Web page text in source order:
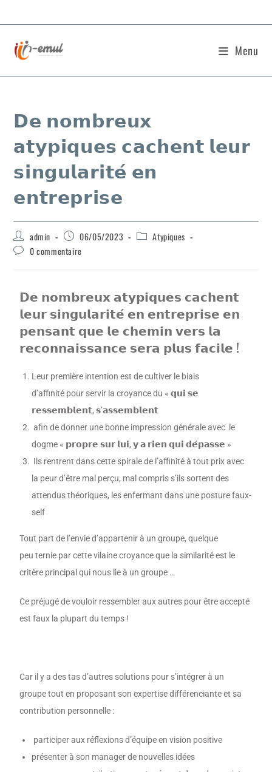
Menu
𝗗𝗲 𝗻𝗼𝗺𝗯𝗿𝗲𝘂𝘅
𝗮𝘁𝘆𝗽𝗶𝗾𝘂𝗲𝘀 𝗰𝗮𝗰𝗵𝗲𝗻𝘁 𝗹𝗲𝘂𝗿
𝘀𝗶𝗻𝗴𝘂𝗹𝗮𝗿𝗶𝘁𝗲́ 𝗲𝗻
𝗲𝗻𝘁𝗿𝗲𝗽𝗿𝗶𝘀𝗲
admin 06/05/2023
Atypiques
0 commentaire
𝗗𝗲 𝗻𝗼𝗺𝗯𝗿𝗲𝘂𝘅 𝗮𝘁𝘆𝗽𝗶𝗾𝘂𝗲𝘀 𝗰𝗮𝗰𝗵𝗲𝗻𝘁
𝗹𝗲𝘂𝗿 𝘀𝗶𝗻𝗴𝘂𝗹𝗮𝗿𝗶𝘁𝗲́ 𝗲𝗻 𝗲𝗻𝘁𝗿𝗲𝗽𝗿𝗶𝘀𝗲 𝗲𝗻
𝗽𝗲𝗻𝘀𝗮𝗻𝘁 𝗾𝘂𝗲 𝗹𝗲 𝗰𝗵𝗲𝗺𝗶𝗻 𝘃𝗲𝗿𝘀 𝗹𝗮
𝗿𝗲𝗰𝗼𝗻𝗻𝗮𝗶𝘀𝘀𝗮𝗻𝗰𝗲 𝘀𝗲𝗿𝗮 𝗽𝗹𝘂𝘀 𝗳𝗮𝗰𝗶𝗹𝗲 !
Leur première intention est de cultiver le biais
d’affinité pour servir la croyance du « 𝗾𝘂𝗶 𝘀𝗲
𝗿𝗲𝘀𝘀𝗲𝗺𝗯𝗹𝗲𝗻𝘁, 𝘀’𝗮𝘀𝘀𝗲𝗺𝗯𝗹𝗲𝗻𝘁
afin de donner une bonne impression générale avec le
dogme « 𝗽𝗿𝗼𝗽𝗿𝗲 𝘀𝘂𝗿 𝗹𝘂𝗶, 𝘆 𝗮 𝗿𝗶𝗲𝗻 𝗾𝘂𝗶 𝗱𝗲́𝗽𝗮𝘀𝘀𝗲 »
Ils rentrent dans cette spirale de l’affinité à tout prix avec
la peur d’être mal perçu, mal compris s’ils sortent des
attendus théoriques, les enfermant dans une posture faux-
self
Tout part de l’envie d’appartenir à un groupe, quelque
peu ternie par cette vilaine croyance que la similarité est le
critère principal qui nous lie à un groupe …
Ce préjugé de vouloir ressembler aux autres pour être accepté
est faux la plupart du temps !
Car il y a des tas d’autres solutions pour s’intégrer à un
groupe tout en proposant son expertise différenciante et sa
contribution personnelle :
participer aux réflexions d’équipe en vision positive
présenter à son manager de nouvelles idées